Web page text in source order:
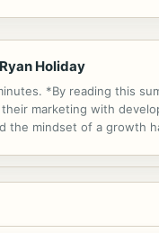
Holiday
*By reading this
marketing with
the mindset of a growth